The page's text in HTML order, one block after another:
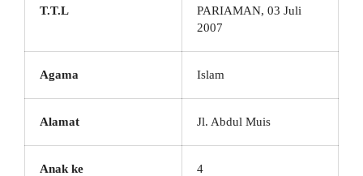
T.T.L
PARIAMAN, 03 Juli
2007
Agama Islam
Alamat Jl. Abdul Muis
Anak ke 4